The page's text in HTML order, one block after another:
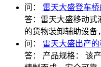
问： 雷天大盛登车
答： 雷天大盛移动式
的货物装卸辅助设备
问： 雷天大盛出产
答：
产品规格： 该